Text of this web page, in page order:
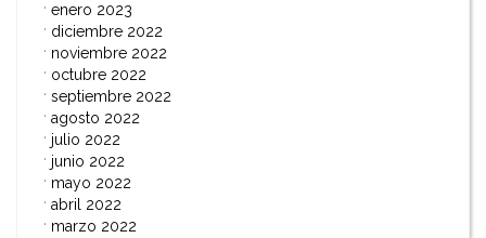
enero 2023
diciembre 2022
noviembre 2022
octubre 2022
septiembre 2022
agosto 2022
julio 2022
junio 2022
mayo 2022
abril 2022
marzo 2022